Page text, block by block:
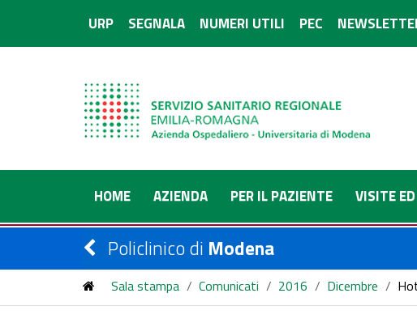
URP SEGNALA NUMERI UTILI PEC
HOME AZIENDA PER IL PAZIENTE VISITE
Policlinico di Modena
Sala stampa / Comunicati / 2016 / Dicembre /